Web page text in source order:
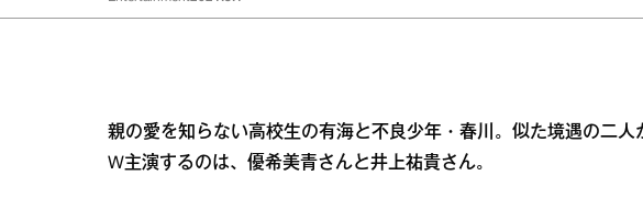
親の愛を知らない高校生の有海と不良少年・春川。似た境遇の二
W主演するのは、優希美青さんと井上祐貴さん。